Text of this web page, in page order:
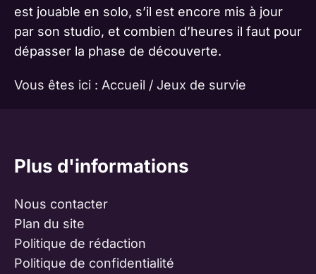
est jouable en solo, s’il est encore mis à jour
par son studio, et combien d’heures il faut pour
dépasser la phase de découverte.
Vous êtes ici : Accueil / Jeux de survie
Plus d'informations
Nous contacter
Plan du site
Politique de rédaction
Politique de confidentialité